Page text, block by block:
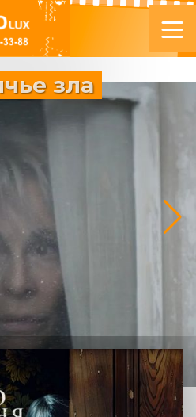
зла